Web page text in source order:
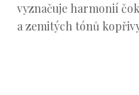
vyznačuje harmonií
a zemitých tónů